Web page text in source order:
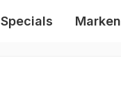
Specials Marken